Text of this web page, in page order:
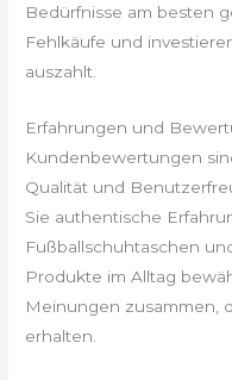
Bedürfnisse am besten
Fehlkäufe und
auszahlt.
Erfahrungen und
Kundenbewertungen
Qualität und
Sie authentische
Fußballschuhtaschen
Produkte im Alltag
Meinungen zusammen,
erhalten.